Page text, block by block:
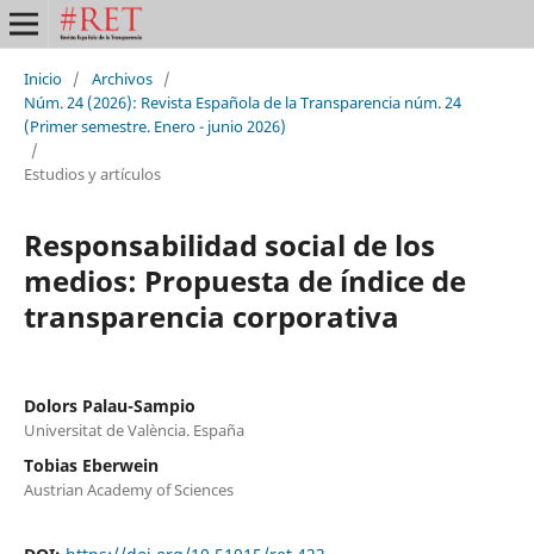
Inicio / Archivos /
Núm. 24 (2026): Revista Española de la Transparencia núm. 24
(Primer semestre. Enero - junio 2026)
/
Estudios y artículos
Responsabilidad social de los
medios: Propuesta de índice de
transparencia corporativa
Dolors Palau-Sampio
Universitat de València. España
Tobias Eberwein
Austrian Academy of Sciences